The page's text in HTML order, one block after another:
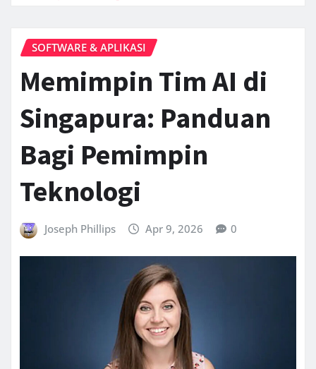
SOFTWARE & APLIKASI
Memimpin Tim AI di
Singapura: Panduan
Bagi Pemimpin
Teknologi
Joseph Phillips Apr 9, 2026 0